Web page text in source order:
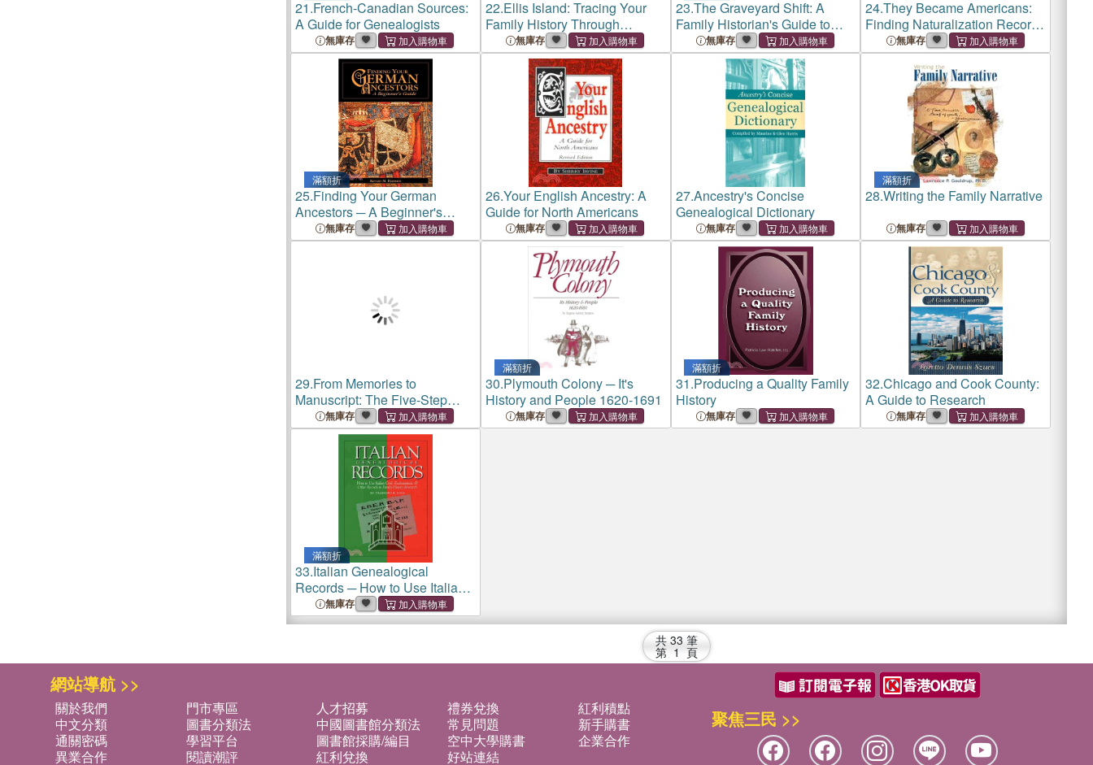
21.French-Canadian Sources:
A Guide for Genealogists
無庫存
22.Ellis Island: Tracing Your
Family History Through
America's Gateway
無庫存
23.The Graveyard Shift: A
Family Historian's Guide to
New York City Cemeteries
無庫存
24.They Became Americans:
Finding Naturalization Records
and Ethnic Origins
無庫存
滿額折
25.Finding Your German
Ancestors ─ A Beginner's
Guide無庫存
26.Your English Ancestry: A
Guide for North Americans
無庫存
27.Ancestry's Concise
Genealogical Dictionary
無庫存
滿額折
28.Writing the Family Narrative
無庫存
29.From Memories to
Manuscript: The Five-Step
Method of Writing Your Life
Story
無庫存
滿額折
30.Plymouth Colony ─ It's
History and People 1620-1691
無庫存
滿額折
31.Producing a Quality Family
History
無庫存
32.Chicago and Cook County:
A Guide to Research
無庫存
滿額折
33.Italian Genealogical
Records ─ How to Use Italian
Civil, Ecclesiastical, & Other
Records in Family History
無庫存
共 33 筆
第 1 頁
網站導航 >>
關於我們 門市專區 人才招募 禮券兌換
紅利積點
中文分類
圖書分類法 中國圖書館分類法 常見問題
新手購書
通關密碼
學習平台 圖書館採購/編目 空中大學購書
企業合作
異業合作
閱讀潮評 紅利兌換 好站連結
聚焦三民 >>